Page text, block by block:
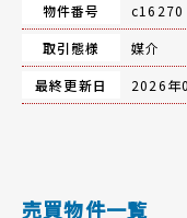
物件番号
c16270
取引態様
媒介
最終更新日
2026年
売買物件一覧